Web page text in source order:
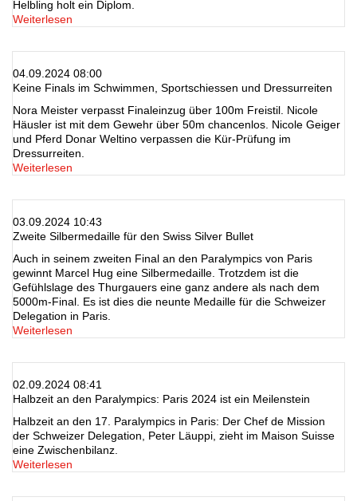
Helbling holt ein Diplom.
Weiterlesen
04.09.2024 08:00
Keine Finals im Schwimmen, Sportschiessen und Dressurreiten
Nora Meister verpasst Finaleinzug über 100m Freistil. Nicole
Häusler ist mit dem Gewehr über 50m chancenlos. Nicole Geiger
und Pferd Donar Weltino verpassen die Kür-Prüfung im
Dressurreiten.
Weiterlesen
03.09.2024 10:43
Zweite Silbermedaille für den Swiss Silver Bullet
Auch in seinem zweiten Final an den Paralympics von Paris
gewinnt Marcel Hug eine Silbermedaille. Trotzdem ist die
Gefühlslage des Thurgauers eine ganz andere als nach dem
5000m-Final. Es ist dies die neunte Medaille für die Schweizer
Delegation in Paris.
Weiterlesen
02.09.2024 08:41
Halbzeit an den Paralympics: Paris 2024 ist ein Meilenstein
Halbzeit an den 17. Paralympics in Paris: Der Chef de Mission
der Schweizer Delegation, Peter Läuppi, zieht im Maison Suisse
eine Zwischenbilanz.
Weiterlesen